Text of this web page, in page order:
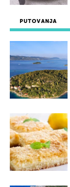
PUTOVANJA